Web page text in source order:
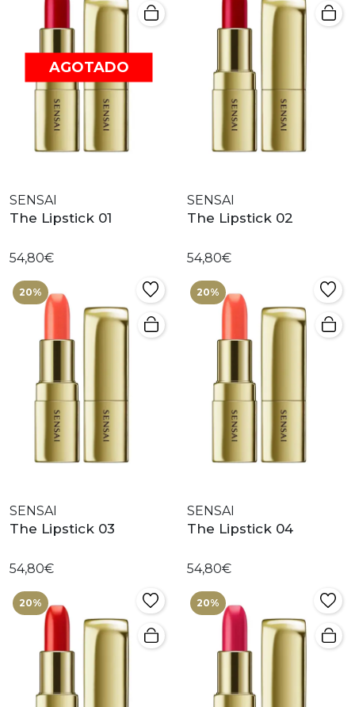
AGOTADO
SENSAI
The Lipstick 01
54,80€
SENSAI
The Lipstick 02
54,80€
20%
SENSAI
The Lipstick 03
54,80€
20%
SENSAI
The Lipstick 04
54,80€
20% 20%